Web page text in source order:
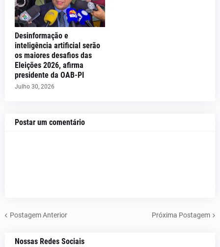
Desinformação e
inteligência artificial serão
os maiores desafios das
Eleições 2026, afirma
presidente da OAB-PI
Julho 30, 2026
Postar um comentário
Postagem Anterior Próxima Postagem
Nossas Redes Sociais